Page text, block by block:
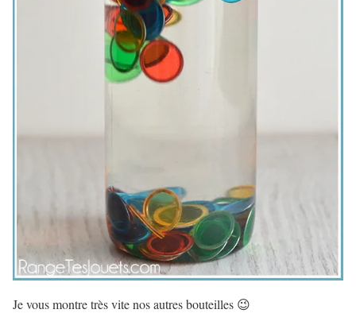
Je vous montre très vite nos autres bouteilles 😉